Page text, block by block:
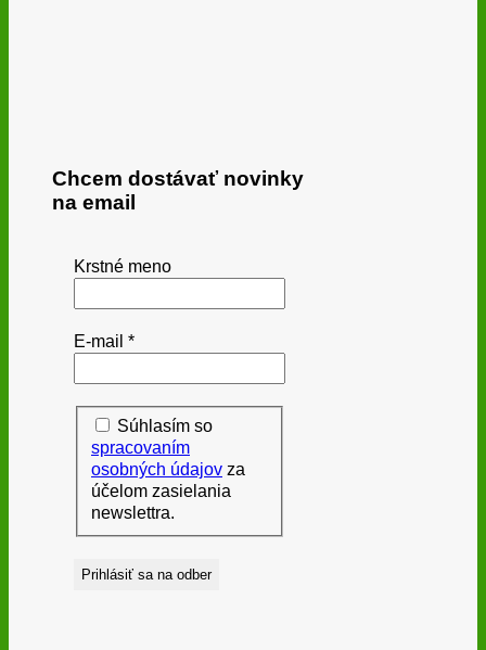
Chcem dostávať novinky
na email
Krstné meno
E-mail *
Súhlasím so
spracovaním
osobných údajov za
účelom zasielania
newslettra.